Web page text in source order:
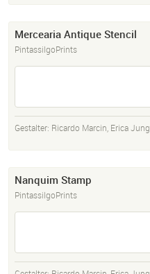
Mercearia Antique Stencil
PintassilgoPrints
Gestalter: Ricardo Marcin, Erica Jung
Nanquim Stamp
PintassilgoPrints